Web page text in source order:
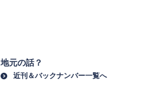
地元の話？
近刊＆バックナンバー一覧へ